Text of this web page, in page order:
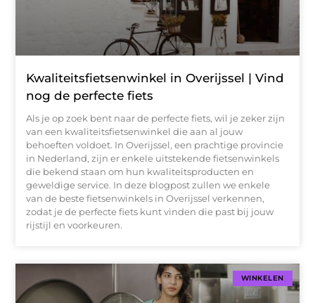
Kwaliteitsfietsenwinkel in Overijssel | Vind
nog de perfecte fiets
Als je op zoek bent naar de perfecte fiets, wil je zeker zijn
van een kwaliteitsfietsenwinkel die aan al jouw
behoeften voldoet. In Overijssel, een prachtige provincie
in Nederland, zijn er enkele uitstekende fietsenwinkels
die bekend staan om hun kwaliteitsproducten en
geweldige service. In deze blogpost zullen we enkele
van de beste fietsenwinkels in Overijssel verkennen,
zodat je de perfecte fiets kunt vinden die past bij jouw
rijstijl en voorkeuren.
WINKELEN